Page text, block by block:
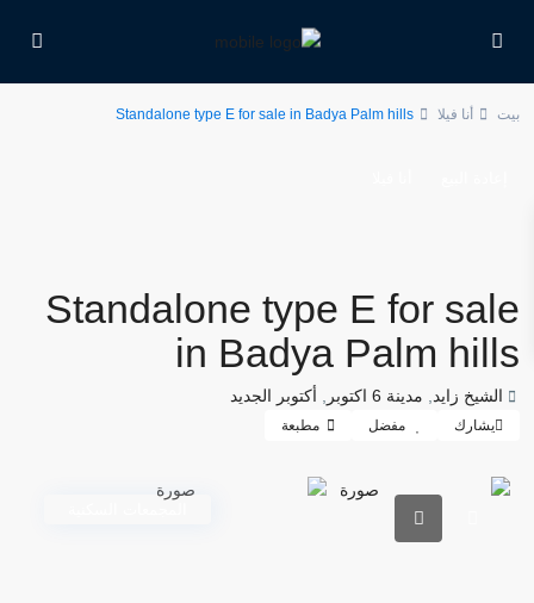
بيت أنا فيلا Standalone type E for sale in Badya Palm hills
Standalone type E for sale
in Badya Palm hills
الشيخ زايد مدينة 6 اكتوبر أكتوبر الجديد
يشارك مفضل مطبعة